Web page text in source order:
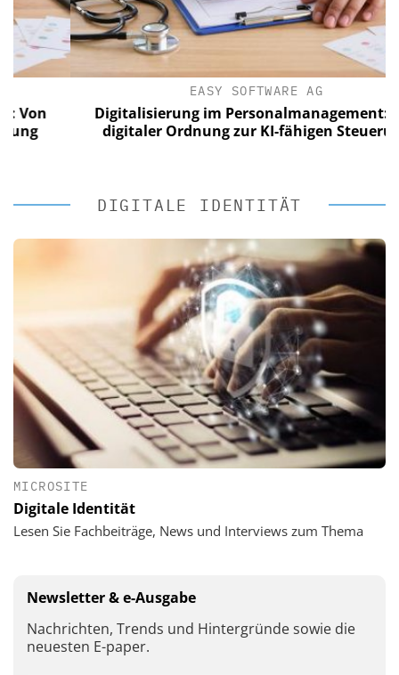
EASY SOFTWARE AG
Digitalisierung im Personalmanagement: Von
digitaler Ordnung zur KI-fähigen Steuerung
DIGITALE IDENTITÄT
MICROSITE
Digitale Identität
Lesen Sie Fachbeiträge, News und Interviews zum Thema
Newsletter & e-Ausgabe
Nachrichten, Trends und Hintergründe sowie die
neuesten E-paper.